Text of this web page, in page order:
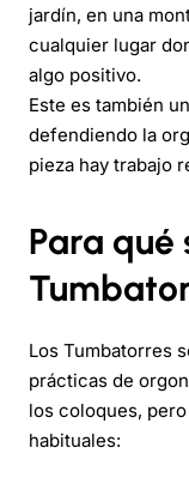
jardín, en una
cualquier lugar
algo positivo.
Este es también
defendiendo la
pieza hay trabajo
Para qué
Los Tumbatorres
prácticas de
los coloques,
habituales: